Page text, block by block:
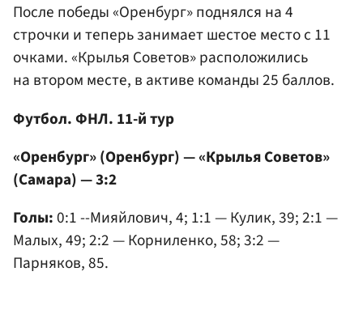
После победы «Оренбург» поднялся на 4
строчки и теперь занимает шестое место с 11
очками. «Крылья Советов» расположились
на втором месте, в активе команды 25 баллов.
Футбол. ФНЛ. 11-й тур
«Оренбург» (Оренбург) — «Крылья Советов»
(Самара) — 3:2
Голы:0:1 --Мияйлович, 4; 1:1 — Кулик, 39; 2:1 —
Малых, 49; 2:2 — Корниленко, 58; 3:2 —
Парняков, 85.